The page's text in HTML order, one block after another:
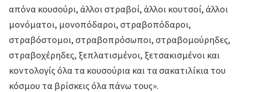
απόνα κουσούρι, άλλοι στραβοί, άλλοι κουτσοί, άλλοι
μονόματοι, μονοπόδαροι, στραβοπόδαροι,
στραβόστομοι, στραβοπρόσωποι, στραβομούρηδες,
στραβοχέρηδες, ξεπλατισμένοι, ξετσακισμένοι και
κοντολογίς όλα τα κουσούρια και τα σακατιλίκια του
κόσμου τα βρίσκεις όλα πάνω τους».